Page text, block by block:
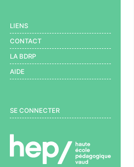
LIENS
CONTACT
LA BDRP
AIDE
User menu
SE CONNECTER